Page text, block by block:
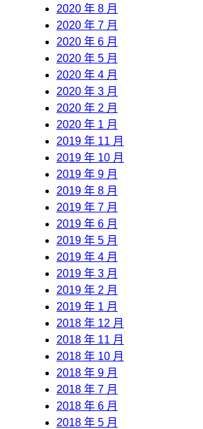
2020 年 8 月
2020 年 7 月
2020 年 6 月
2020 年 5 月
2020 年 4 月
2020 年 3 月
2020 年 2 月
2020 年 1 月
2019 年 11 月
2019 年 10 月
2019 年 9 月
2019 年 8 月
2019 年 7 月
2019 年 6 月
2019 年 5 月
2019 年 4 月
2019 年 3 月
2019 年 2 月
2019 年 1 月
2018 年 12 月
2018 年 11 月
2018 年 10 月
2018 年 9 月
2018 年 7 月
2018 年 6 月
2018 年 5 月